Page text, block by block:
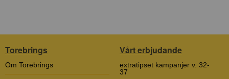
Torebrings
Om Torebrings
Vårt erbjudande
extratipset kampanjer v. 32-
37